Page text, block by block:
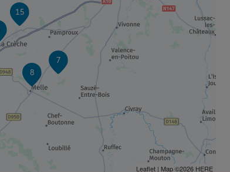
8
7
15
Leaflet| Map ©2026 HERE